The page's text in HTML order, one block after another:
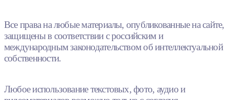
Все права на любые материалы, опубликованные на сайте,
защищены в соответствии с российским и
международным законодательством об интеллектуальной
собственности.
Любое использование текстовых, фото, аудио и